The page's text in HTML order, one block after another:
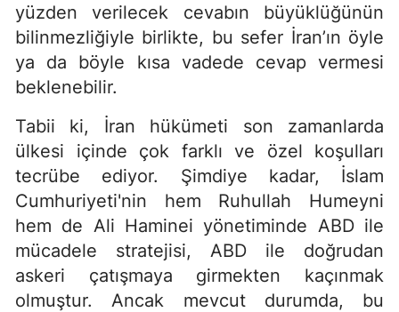
yüzden verilecek cevabın büyüklüğünün
bilinmezliğiyle birlikte, bu sefer İran’ın öyle
ya da böyle kısa vadede cevap vermesi
beklenebilir.
Tabii ki, İran hükümeti son zamanlarda
ülkesi içinde çok farklı ve özel koşulları
tecrübe ediyor. Şimdiye kadar, İslam
Cumhuriyeti'nin hem Ruhullah Humeyni
hem de Ali Haminei yönetiminde ABD ile
mücadele stratejisi, ABD ile doğrudan
askeri çatışmaya girmekten kaçınmak
olmuştur. Ancak mevcut durumda, bu